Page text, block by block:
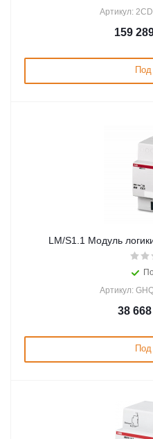
Артикул:
159
Под
LM/S1.1 Модуль
Артикул:
38 668
Под